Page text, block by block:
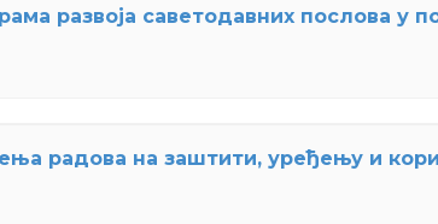
развоја саветодавних послова у
радова на заштити, уређењу и